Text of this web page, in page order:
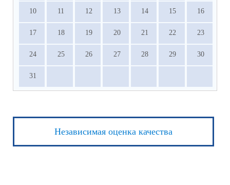
10 11 12 13 14 15 16
17 18 19 20 21 22 23
24 25 26 27 28 29 30
31
Независимая оценка качества